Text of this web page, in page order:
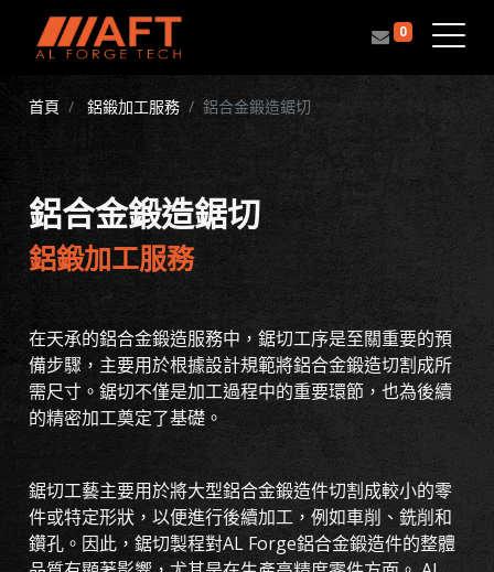
0
首頁 鋁鍛加工服務 鋁合金鍛造鋸切
鋁合金鍛造鋸切
鋁鍛加工服務
在天承的鋁合金鍛造服務中，鋸切工序是至關重要的預
備步驟，主要用於根據設計規範將鋁合金鍛造切割成所
需尺寸。鋸切不僅是加工過程中的重要環節，也為後續
的精密加工奠定了基礎。
鋸切工藝主要用於將大型鋁合金鍛造件切割成較小的零
件或特定形狀，以便進行後續加工，例如車削、銑削和
鑽孔。因此，鋸切製程對AL Forge鋁合金鍛造件的整體